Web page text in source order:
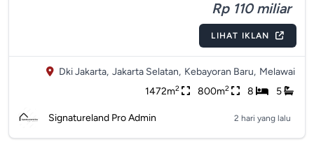
Rp 110 miliar
LIHAT IKLAN
Dki Jakarta, Jakarta Selatan, Kebayoran Baru, Melawai
1472m2 800m2 8 5
Signatureland Pro Admin 2 hari yang lalu